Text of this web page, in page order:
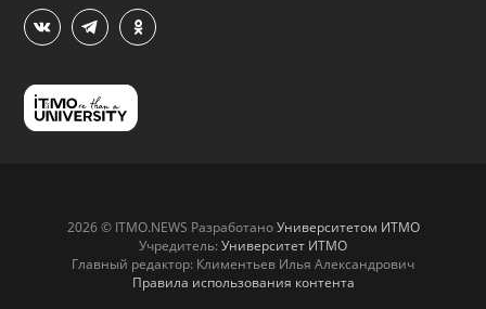
2026 © ITMO.NEWS РазработаноУниверситетом ИТМО
Учредитель: Университет ИТМО
Главный редактор: Климентьев Илья Александрович
Правила использования контента